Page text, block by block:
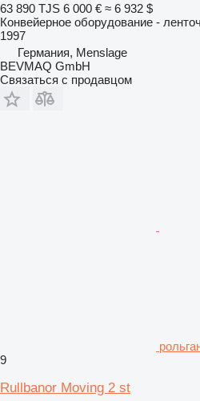
63 890 TJS 6 000 € ≈ 6 932 $
Конвейерное оборудование -
1997
Германия, Menslage
BEVMAQ GmbH
Связаться с продавцом
9
Rullbanor Moving 2 st